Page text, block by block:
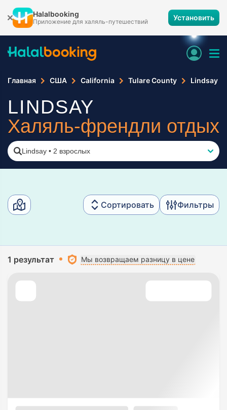
Halalbooking
Приложение для халяль-путешествий Установить
Главная США California Tulare County Lindsay
LINDSAY
Халяль-френдли отдых
Lindsay • 2 взрослых
Сортировать Фильтры
1 результат Мы возвращаем разницу в цене